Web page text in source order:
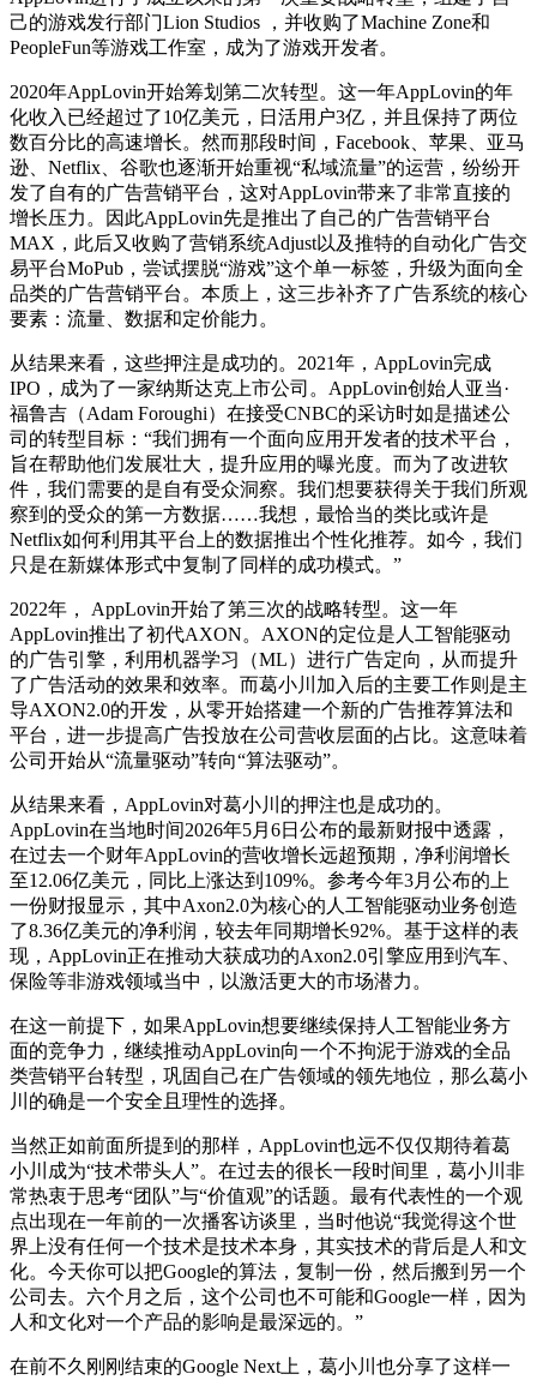
己的游戏发行部门Lion Studios ，并收购了Machine Zone和
PeopleFun等游戏工作室，成为了游戏开发者。
2020年AppLovin开始筹划第二次转型。这一年AppLovin的年
化收入已经超过了10亿美元，日活用户3亿，并且保持了两位
数百分比的高速增长。然而那段时间，Facebook、苹果、亚马
逊、Netflix、谷歌也逐渐开始重视“私域流量”的运营，纷纷开
发了自有的广告营销平台，这对AppLovin带来了非常直接的
增长压力。因此AppLovin先是推出了自己的广告营销平台
MAX，此后又收购了营销系统Adjust以及推特的自动化广告交
易平台MoPub，尝试摆脱“游戏”这个单一标签，升级为面向全
品类的广告营销平台。本质上，这三步补齐了广告系统的核心
要素：流量、数据和定价能力。
从结果来看，这些押注是成功的。2021年，AppLovin完成
IPO，成为了一家纳斯达克上市公司。AppLovin创始人亚当·
福鲁吉（Adam Foroughi）在接受CNBC的采访时如是描述公
司的转型目标：“我们拥有一个面向应用开发者的技术平台，
旨在帮助他们发展壮大，提升应用的曝光度。而为了改进软
件，我们需要的是自有受众洞察。我们想要获得关于我们所观
察到的受众的第一方数据……我想，最恰当的类比或许是
Netflix如何利用其平台上的数据推出个性化推荐。如今，我们
只是在新媒体形式中复制了同样的成功模式。”
2022年， AppLovin开始了第三次的战略转型。这一年
AppLovin推出了初代AXON。AXON的定位是人工智能驱动
的广告引擎，利用机器学习（ML）进行广告定向，从而提升
了广告活动的效果和效率。而葛小川加入后的主要工作则是主
导AXON2.0的开发，从零开始搭建一个新的广告推荐算法和
平台，进一步提高广告投放在公司营收层面的占比。这意味着
公司开始从“流量驱动”转向“算法驱动”。
从结果来看，AppLovin对葛小川的押注也是成功的。
AppLovin在当地时间2026年5月6日公布的最新财报中透露，
在过去一个财年AppLovin的营收增长远超预期，净利润增长
至12.06亿美元，同比上涨达到109%。参考今年3月公布的上
一份财报显示，其中Axon2.0为核心的人工智能驱动业务创造
了8.36亿美元的净利润，较去年同期增长92%。基于这样的表
现，AppLovin正在推动大获成功的Axon2.0引擎应用到汽车、
保险等非游戏领域当中，以激活更大的市场潜力。
在这一前提下，如果AppLovin想要继续保持人工智能业务方
面的竞争力，继续推动AppLovin向一个不拘泥于游戏的全品
类营销平台转型，巩固自己在广告领域的领先地位，那么葛小
川的确是一个安全且理性的选择。
当然正如前面所提到的那样，AppLovin也远不仅仅期待着葛
小川成为“技术带头人”。在过去的很长一段时间里，葛小川非
常热衷于思考“团队”与“价值观”的话题。最有代表性的一个观
点出现在一年前的一次播客访谈里，当时他说“我觉得这个世
界上没有任何一个技术是技术本身，其实技术的背后是人和文
化。今天你可以把Google的算法，复制一份，然后搬到另一个
公司去。六个月之后，这个公司也不可能和Google一样，因为
人和文化对一个产品的影响是最深远的。”
在前不久刚刚结束的Google Next上，葛小川也分享了这样一